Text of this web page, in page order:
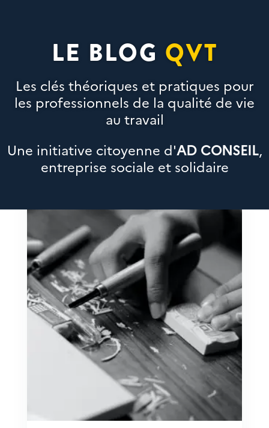
LE BLOG QVT
Les clés théoriques et pratiques pour
les professionnels de la qualité de vie
au travail
Une initiative citoyenne d'AD CONSEIL,
entreprise sociale et solidaire